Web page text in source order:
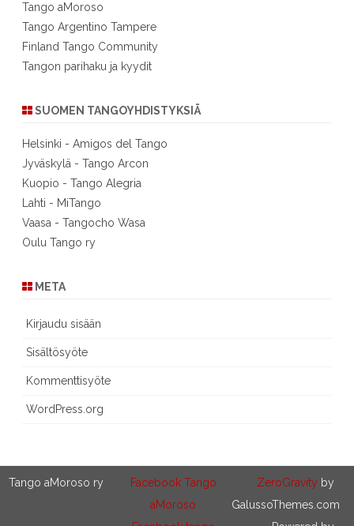
Tango aMoroso
Tango Argentino Tampere
Finland Tango Community
Tangon parihaku ja kyydit
SUOMEN TANGOYHDISTYKSIÄ
Helsinki - Amigos del Tango
Jyväskylä - Tango Arcon
Kuopio - Tango Alegria
Lahti - MiTango
Vaasa - Tangocho Wasa
Oulu Tango ry
META
Kirjaudu sisään
Sisältösyöte
Kommenttisyöte
WordPress.org
Tango aMoroso ry
Facebook Tango
aMoroso
ZeroGravity by
GalussoThemes.com